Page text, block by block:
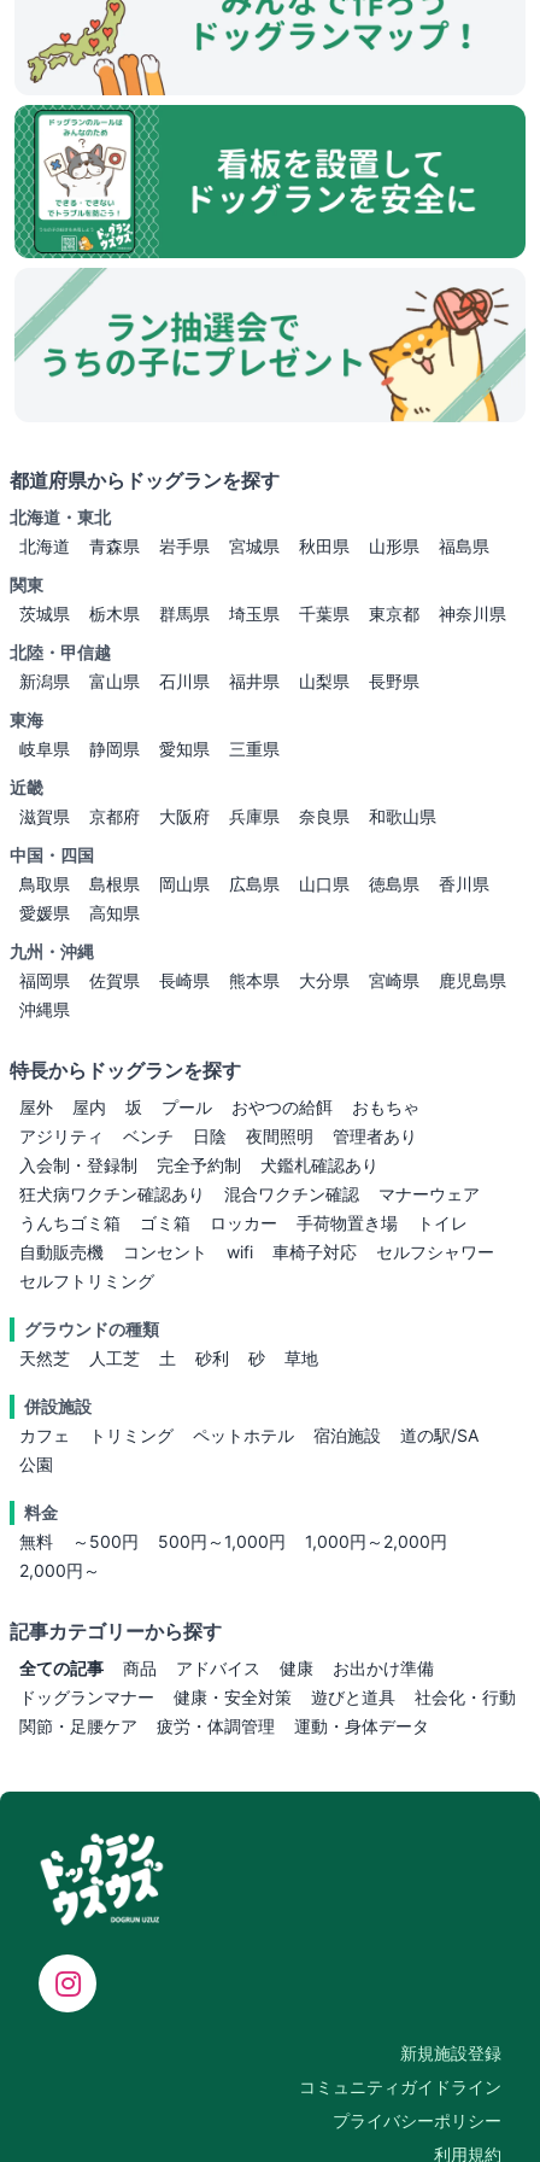
都道府県からドッグランを探す
北海道・東北
北海道
青森県 岩手県 宮城県 秋田県 山形県
福島県
関東
茨城県
栃木県 群馬県 埼玉県 千葉県 東京都
神奈川県
北陸・甲信越
新潟県
富山県 石川県 福井県 山梨県
長野県
東海
岐阜県
静岡県 愛知県
三重県
近畿
滋賀県
京都府 大阪府 兵庫県 奈良県
和歌山県
中国・四国
鳥取県
島根県 岡山県 広島県 山口県 徳島県
香川県
愛媛県
高知県
九州・沖縄
福岡県
佐賀県 長崎県 熊本県 大分県 宮崎県
鹿児島県
沖縄県
特長からドッグランを探す
屋外 屋内 坂 プール おやつの給餌
おもちゃ
アジリティ
ベンチ 日陰 夜間照明
管理者あり
入会制・登録制
完全予約制
犬鑑札確認あり
狂犬病ワクチン確認あり
混合ワクチン確認
マナーウェア
うんちゴミ箱
ゴミ箱 ロッカー 手荷物置き場
トイレ
自動販売機
コンセント wifi 車椅子対応
セルフシャワー
セルフトリミング
グラウンドの種類
天然芝
人工芝 土 砂利 砂 草地
併設施設
カフェ
トリミング ペットホテル 宿泊施設
道の駅/SA
公園
料金
無料
～500円 500円～1,000円
1,000円～2,000円
2,000円～
記事カテゴリーから探す
全ての記事 商品 アドバイス 健康
お出かけ準備
ドッグランマナー
健康・安全対策 遊びと道具
社会化・行動
関節・足腰ケア
疲労・体調管理 運動・身体データ
新規施設登録
コミュニティガイドライン
プライバシーポリシー
利用規約